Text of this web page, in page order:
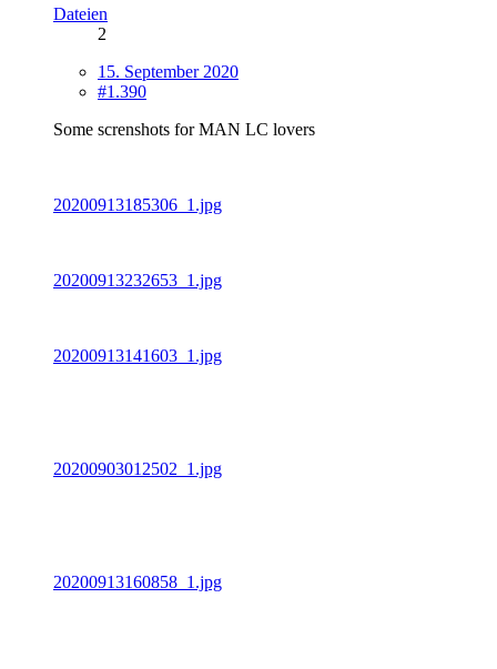
Dateien
2
15. September 2020
#1.390
Some screnshots for MAN LC lovers
20200913185306_1.jpg
20200913232653_1.jpg
20200913141603_1.jpg
20200903012502_1.jpg
20200913160858_1.jpg